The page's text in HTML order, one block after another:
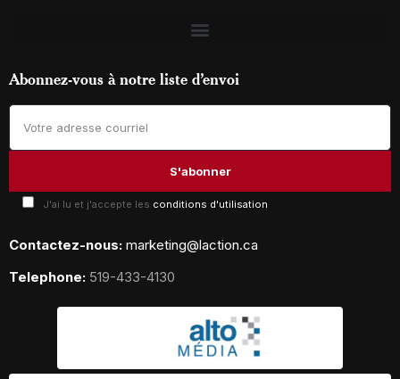
Abonnez-vous à notre liste d’envoi
J'ai lu et j'accepte les conditions d'utilisation
Contactez-nous: marketing@laction.ca
Telephone: 519-433-4130